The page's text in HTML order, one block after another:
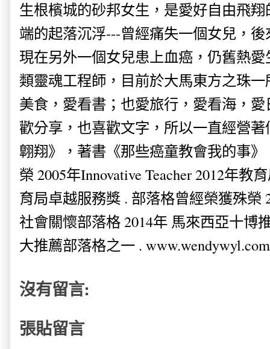
生根檳城的砂邦女生，是愛好自由飛
端的起落沉浮---曾經痛失一個女兒，
現在另外一個女兒患上血癌，仍舊熱
類靈魂工程師，目前於大馬東方之珠
美食，愛看書；也愛旅行，愛看海，
歡分享，也喜歡文字，所以一直經營
翺翔》，著書《那些癌童教會我的事
榮 2005年Innovative Teacher 2012年教
育局卓越服務獎 . 部落格曾經榮獲殊榮
社會關懷部落格 2014年 馬來西亞十博
大推薦部落格之一 . www.wendywyl.com
沒有留言:
張貼留言